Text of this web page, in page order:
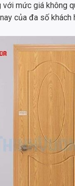
với mức giá không
của đa số khách